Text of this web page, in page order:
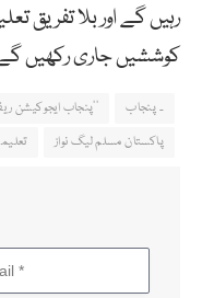
رہیں گے اور بلا تفریق
کوششیں جاری رکھیں
۔ پنجاب ’’پنجاب ایجوکیشن
پاکستان مسلم لیگ نواز